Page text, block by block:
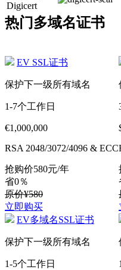
Digicert
热门多域名证书
EV SSL证书
保护下一级所有域名
1-7个工作日
€1,000,000
RSA 2048/3072/4096 & ECC
抢购价580元/年
省0％
原价¥580
立即购买
EV多域名SSL证书
保护下一级所有域名
1-5个工作日